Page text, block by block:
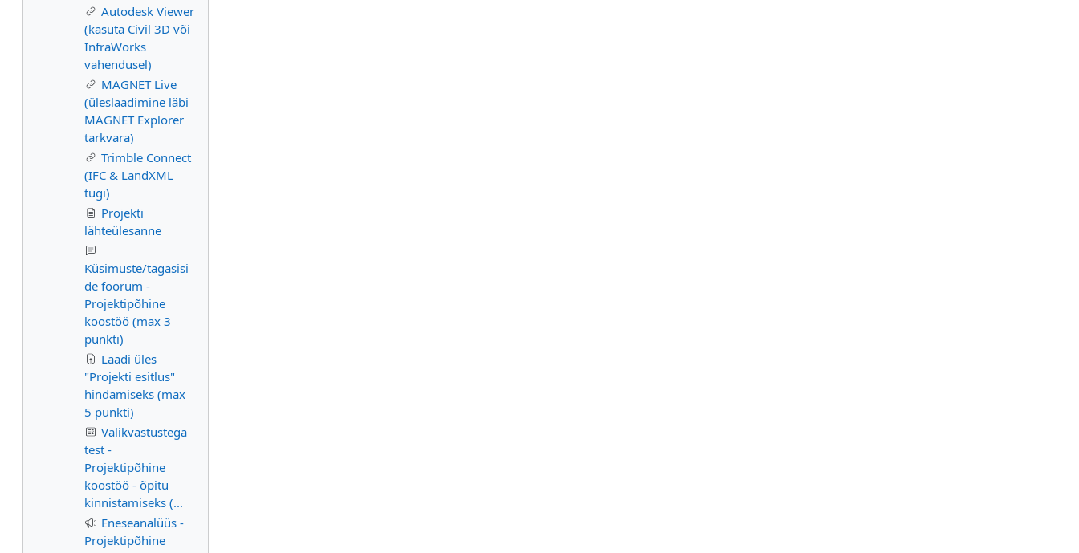
Autodesk Viewer
(kasuta Civil 3D või
InfraWorks
vahendusel)
MAGNET Live
(üleslaadimine läbi
MAGNET Explorer
tarkvara)
Trimble Connect
(IFC & LandXML
tugi)
Projekti
lähteülesanne
Küsimuste/tagasisi
de foorum -
Projektipõhine
koostöö (max 3
punkti)
Laadi üles
"Projekti esitlus"
hindamiseks (max
5 punkti)
Valikvastustega
test -
Projektipõhine
koostöö - õpitu
kinnistamiseks (...
Eneseanalüüs -
Projektipõhine